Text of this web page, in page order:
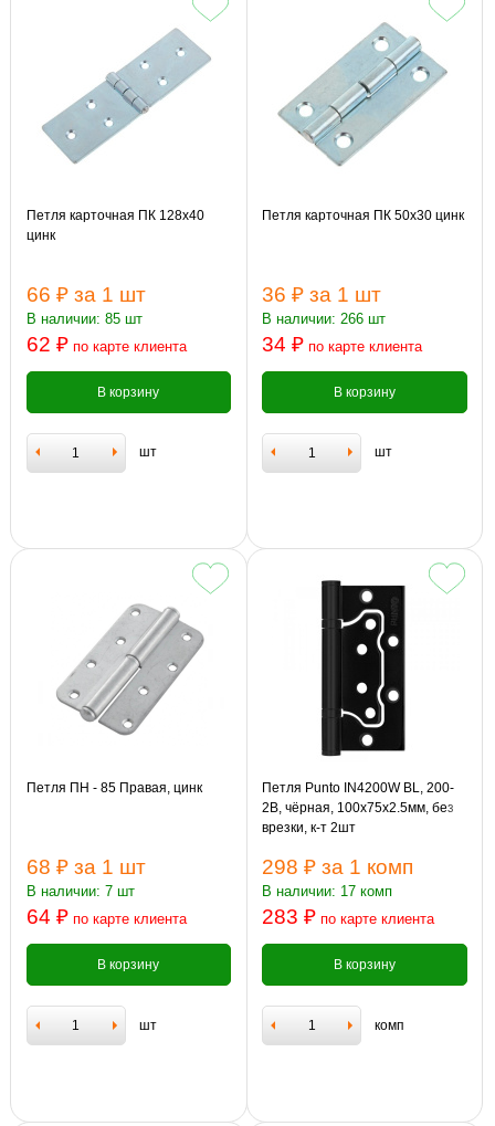
Петля карточная ПК 128х40
цинк
66 ₽ за 1 шт
В наличии: 85 шт
62 ₽ по карте клиента
В корзину
шт
Петля карточная ПК 50х30 цинк
36 ₽ за 1 шт
В наличии: 266 шт
34 ₽ по карте клиента
В корзину
шт
Петля ПН - 85 Правая, цинк
68 ₽ за 1 шт
В наличии: 7 шт
64 ₽ по карте клиента
В корзину
шт
Петля Punto IN4200W BL, 200-
2B, чёрная, 100х75х2.5мм, без
врезки, к-т 2шт
298 ₽ за 1 комп
В наличии: 17 комп
283 ₽ по карте клиента
В корзину
комп